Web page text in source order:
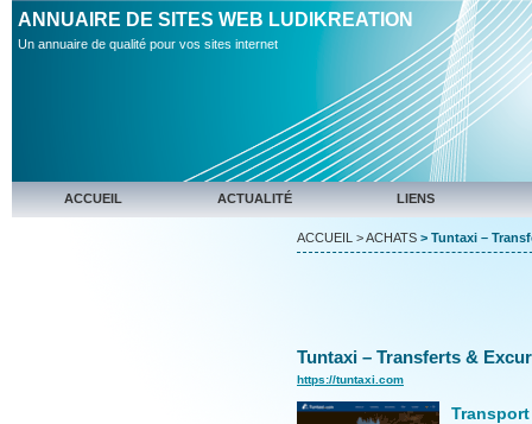
ANNUAIRE DE SITES WEB LUDIKREATION
Un annuaire de qualité pour vos sites internet
ACCUEIL ACTUALITÉ LIENS
ACCUEIL >ACHATS > Tuntaxi –
Tuntaxi – Transferts &
https://tuntaxi.com